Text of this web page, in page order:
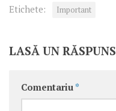
Etichete: Important
LASĂ UN RĂSPUNS
Comentariu *